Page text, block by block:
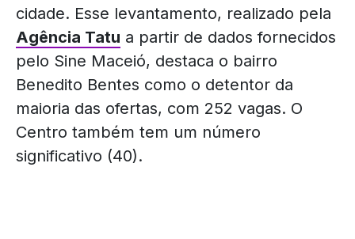
cidade. Esse levantamento, realizado pela
Agência Tatu a partir de dados fornecidos
pelo Sine Maceió, destaca o bairro
Benedito Bentes como o detentor da
maioria das ofertas, com 252 vagas. O
Centro também tem um número
significativo (40).